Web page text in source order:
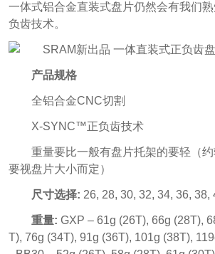
一体式铝合金直装式盘片仍然会有我们
负齿技术。
产品规格
全铝合金CNC切割
X-SYNC™正负齿技术
重量要比一般有盘片托架的要轻（约
要视盘片大小而定）
尺寸选择: 26, 28, 30, 32, 34, 36, 38,
重量: GXP – 61g (26T), 66g (28T),
T), 76g (34T), 91g (36T), 101g (38T),